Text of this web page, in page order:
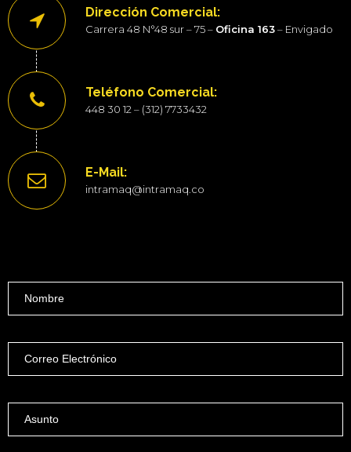
Dirección Comercial:
Carrera 48 N°48 sur – 75 – Oficina 163– Envigado
Teléfono Comercial:
448 30 12 – (312) 7733432
E-Mail:
intramaq@intramaq.co